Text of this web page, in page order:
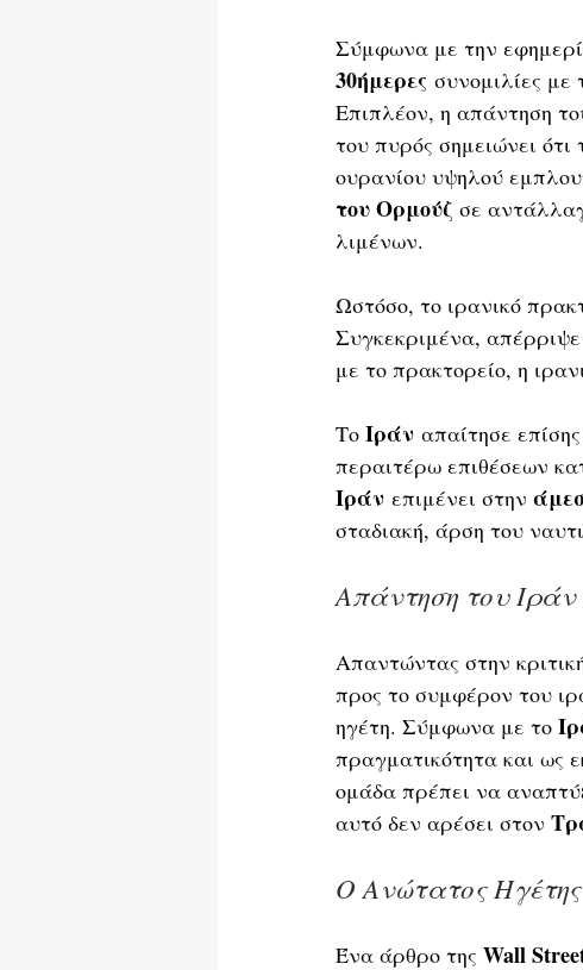
Σύμφωνα με την
30ήμερες συνομιλίες με
Επιπλέον, η απάντηση
του πυρός σημειώνει ότι
ουρανίου υψηλού
του Ορμούζ σε
λιμένων.
Ωστόσο, το ιρανικό
Συγκεκριμένα,
με το πρακτορείο, η
Το Ιράν απαίτησε επίσης
περαιτέρω επιθέσεων
Ιράν επιμένει στην
σταδιακή, άρση του
Απάντηση του Ιράν
Απαντώντας στην
προς το συμφέρον του
ηγέτη. Σύμφωνα με το
πραγματικότητα και ως
ομάδα πρέπει να
αυτό δεν αρέσει στον
Ο Ανώτατος Ηγέτης
Ένα άρθρο της Wall